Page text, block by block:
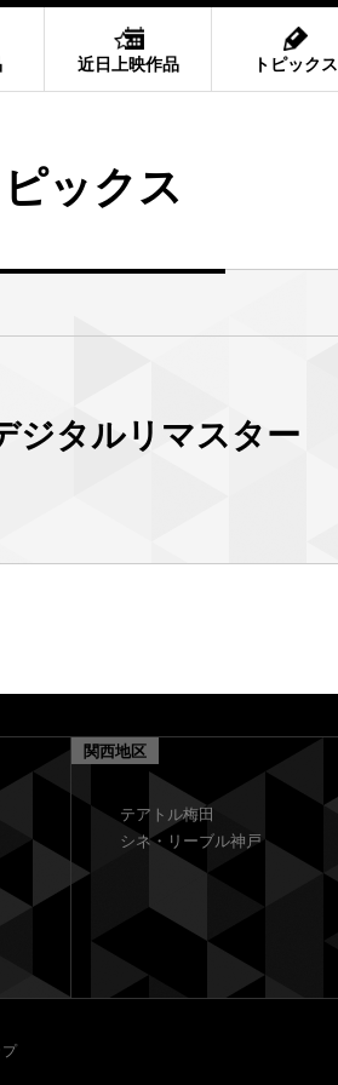
近日上映作品 トピックス
ピックス
ジタルリマスター
関西地区
テアトル梅田
シネ・リーブル神戸